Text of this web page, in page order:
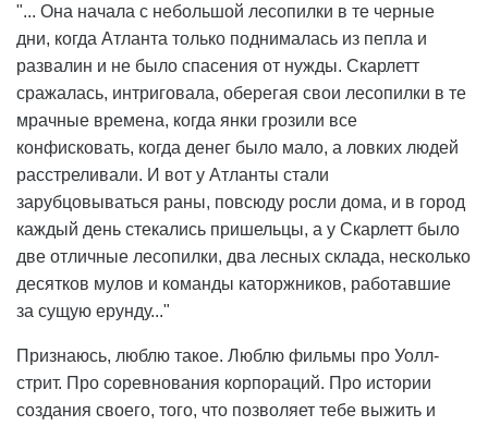
"... Она начала с небольшой лесопилки в те черные
дни, когда Атланта только поднималась из пепла и
развалин и не было спасения от нужды. Скарлетт
сражалась, интриговала, оберегая свои лесопилки в те
мрачные времена, когда янки грозили все
конфисковать, когда денег было мало, а ловких людей
расстреливали. И вот у Атланты стали
зарубцовываться раны, повсюду росли дома, и в город
каждый день стекались пришельцы, а у Скарлетт было
две отличные лесопилки, два лесных склада, несколько
десятков мулов и команды каторжников, работавшие
за сущую ерунду..."
Признаюсь, люблю такое. Люблю фильмы про Уолл-
стрит. Про соревнования корпораций. Про истории
создания своего, того, что позволяет тебе выжить и